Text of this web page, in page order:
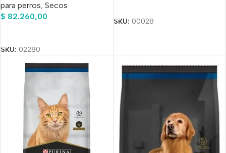
para perros, Secos
$ 82.260,00
SKU: 02280
SKU: 00028